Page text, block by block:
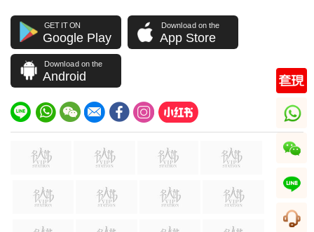
GET IT ON
Google Play
Download on the
App Store
Download on the
Android
whatsapp